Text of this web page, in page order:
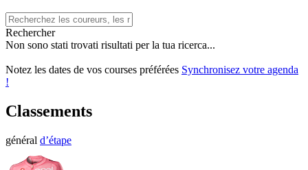
Rechercher
Non sono stati trovati risultati per la tua ricerca...
Notez les dates de vos courses préférées Synchronisez votre agenda
!
Classements
général d’étape